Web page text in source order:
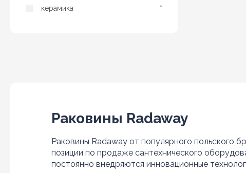
керамика *
Раковины Radaway
Раковины Radaway от популярного польского
позиции по продаже сантехнического
постоянно внедряются инновационные